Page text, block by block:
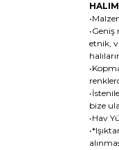
etnik,
bize
•Hav